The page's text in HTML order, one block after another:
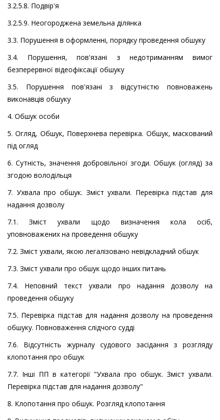
3.2.5.8. Подвір'я
3.2.5.9. Неогороджена земельна ділянка
3.3. Порушення в оформленні, порядку проведення обшуку
3.4. Порушення, пов'язані з недотриманням вимог
безперервної відеофіксації обшуку
3.5. Порушення пов'язані з відсутністю повноважень
виконавців обшуку
4. Обшук особи
5. Огляд, Обшук, Поверхнева перевірка. Обшук, маскований
під огляд
6. Сутність, значення добровільної згоди. Обшук (огляд) за
згодою володільця
7. Ухвала про обшук. Зміст ухвали. Перевірка підстав для
надання дозволу
7.1. Зміст ухвали щодо визначення кола осіб,
уповноважених на проведення обшуку
7.2. Зміст ухвали, якою легалізовано невідкладний обшук
7.3. Зміст ухвали про обшук щодо інших питань
7.4. Неповний текст ухвали про надання дозволу на
проведення обшуку
7.5. Перевірка підстав для надання дозволу на проведення
обшуку. Повноваження слідчого судді
7.6. Відсутність журналу судового засідання з розгляду
клопотання про обшук
7.7. Інші ПП в категорії "Ухвала про обшук. Зміст ухвали.
Перевірка підстав для надання дозволу"
8. Клопотання про обшук. Розгляд клопотання